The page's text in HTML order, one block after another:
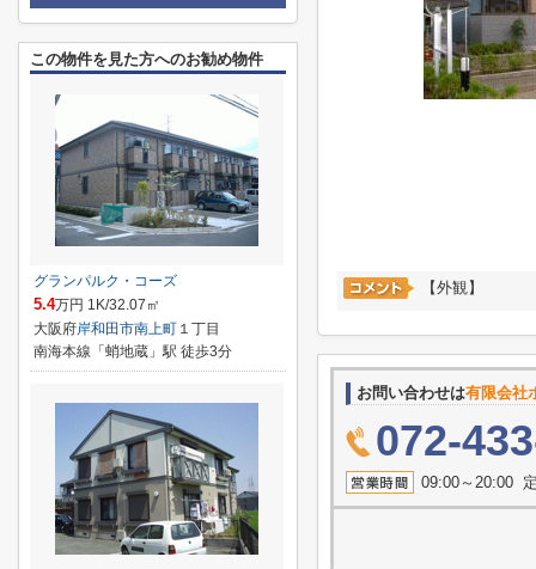
【外観】
お問い合わせは有限会社
072-
09:00～20:00
この物件を見た方へのお勧め物件
グランパルク・コーズ
5.4万円 1K/32.07㎡
大阪府岸和田市南上町 １丁目
南海本線「蛸地蔵」駅 徒歩3分